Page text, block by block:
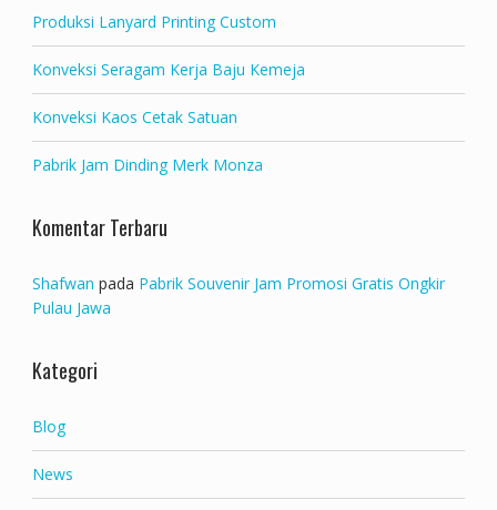
Produksi Lanyard Printing Custom
Konveksi Seragam Kerja Baju Kemeja
Konveksi Kaos Cetak Satuan
Pabrik Jam Dinding Merk Monza
Komentar Terbaru
Shafwan pada Pabrik Souvenir Jam Promosi Gratis Ongkir
Pulau Jawa
Kategori
Blog
News